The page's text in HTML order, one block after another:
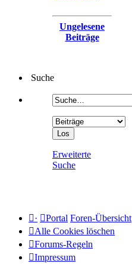
Ungelesene
Beiträge
Suche
Erweiterte
Suche
· Portal Foren-Übersicht
Alle Cookies löschen
Forums-Regeln
Impressum